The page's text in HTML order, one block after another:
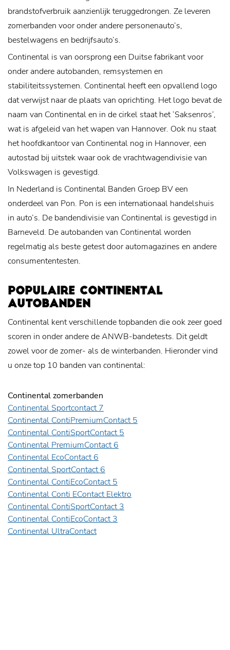
brandstofverbruik aanzienlijk teruggedrongen. Ze leveren
zomerbanden voor onder andere personenauto’s,
bestelwagens en bedrijfsauto’s.
Continental is van oorsprong een Duitse fabrikant voor
onder andere autobanden, remsystemen en
stabiliteitssystemen. Continental heeft een opvallend logo
dat verwijst naar de plaats van oprichting. Het logo bevat de
naam van Continental en in de cirkel staat het ‘Saksenros’,
wat is afgeleid van het wapen van Hannover. Ook nu staat
het hoofdkantoor van Continental nog in Hannover, een
autostad bij uitstek waar ook de vrachtwagendivisie van
Volkswagen is gevestigd.
In Nederland is Continental Banden Groep BV een
onderdeel van Pon. Pon is een internationaal handelshuis
in auto’s. De bandendivisie van Continental is gevestigd in
Barneveld. De autobanden van Continental worden
regelmatig als beste getest door automagazines en andere
consumententesten.
POPULAIRE CONTINENTAL
AUTOBANDEN
Continental kent verschillende topbanden die ook zeer goed
scoren in onder andere de ANWB-bandetests. Dit geldt
zowel voor de zomer- als de winterbanden. Hieronder vind
u onze top 10 banden van continental:
Continental zomerbanden
Continental Sportcontact 7
Continental ContiPremiumContact 5
Continental ContiSportContact 5
Continental PremiumContact 6
Continental EcoContact 6
Continental SportContact 6
Continental ContiEcoContact 5
Continental Conti EContact Elektro
Continental ContiSportContact 3
Continental ContiEcoContact 3
Continental UltraContact